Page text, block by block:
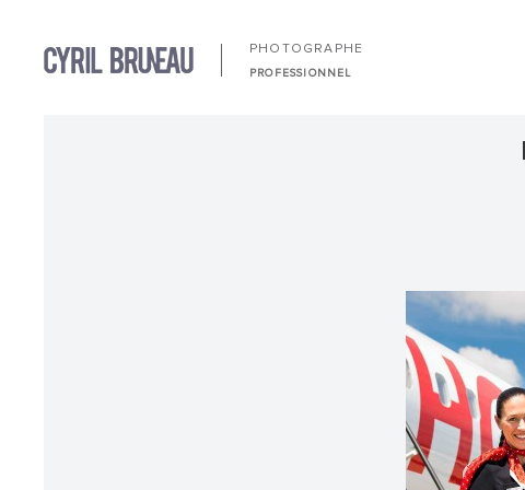
PHOTOGRAPHE
PROFESSIONNEL